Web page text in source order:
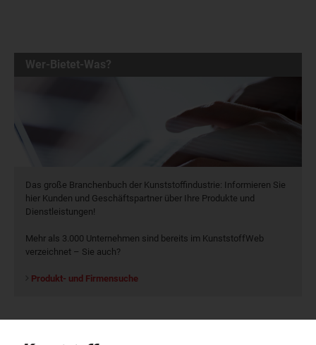
Wer-Bietet-Was?
Das große Branchenbuch der Kunststoffindustrie: Informieren Sie
hier Kunden und Geschäftspartner über Ihre Produkte und
Dienstleistungen!
Mehr als 3.000 Unternehmen sind bereits im KunststoffWeb
verzeichnet – Sie auch?
Produkt- und Firmensuche